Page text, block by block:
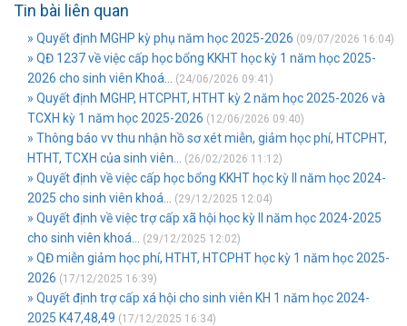
Tin bài liên quan
» Quyết định MGHP kỳ phụ năm học 2025-2026 (09/07/2026 16:04)
» QĐ 1237 về việc cấp học bổng KKHT học kỳ 1 năm học 2025-
2026 cho sinh viên Khoá...
(24/06/2026 09:41)
» Quyết định MGHP, HTCPHT, HTHT kỳ 2 năm học 2025-2026 và
TCXH kỳ 1 năm học 2025-2026 (12/06/2026 09:40)
» Thông báo vv thu nhận hồ sơ xét miễn, giảm học phí, HTCPHT,
HTHT, TCXH của sinh viên...
(26/02/2026 11:12)
» Quyết định về việc cấp học bổng KKHT học kỳ II năm học 2024-
2025 cho sinh viên khoá...
(29/12/2025 12:04)
» Quyết định về việc trợ cấp xã hội học kỳ II năm học 2024-2025
cho sinh viên khoá...
(29/12/2025 12:02)
» QĐ miễn giảm học phí, HTHT, HTCPHT học kỳ 1 năm học 2025-
2026 (17/12/2025 16:39)
» Quyết định trợ cấp xá hội cho sinh viên KH 1 năm học 2024-
2025 K47,48,49 (17/12/2025 16:34)